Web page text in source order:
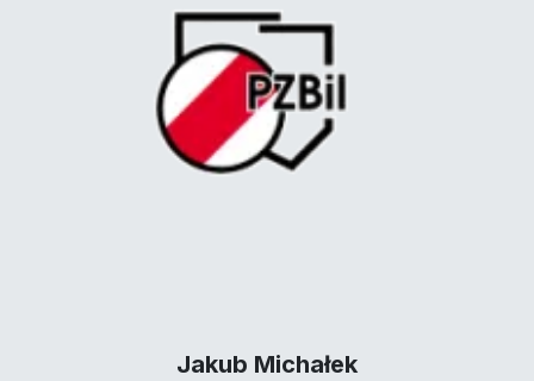
Jakub Michałek